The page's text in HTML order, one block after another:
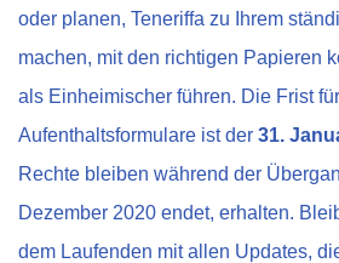
oder planen, Teneriffa zu Ihrem
machen, mit den richtigen Papieren
als Einheimischer führen. Die Frist
Aufenthaltsformulare ist der 31.
Rechte bleiben während der
Dezember 2020 endet, erhalten.
dem Laufenden mit allen Updates,